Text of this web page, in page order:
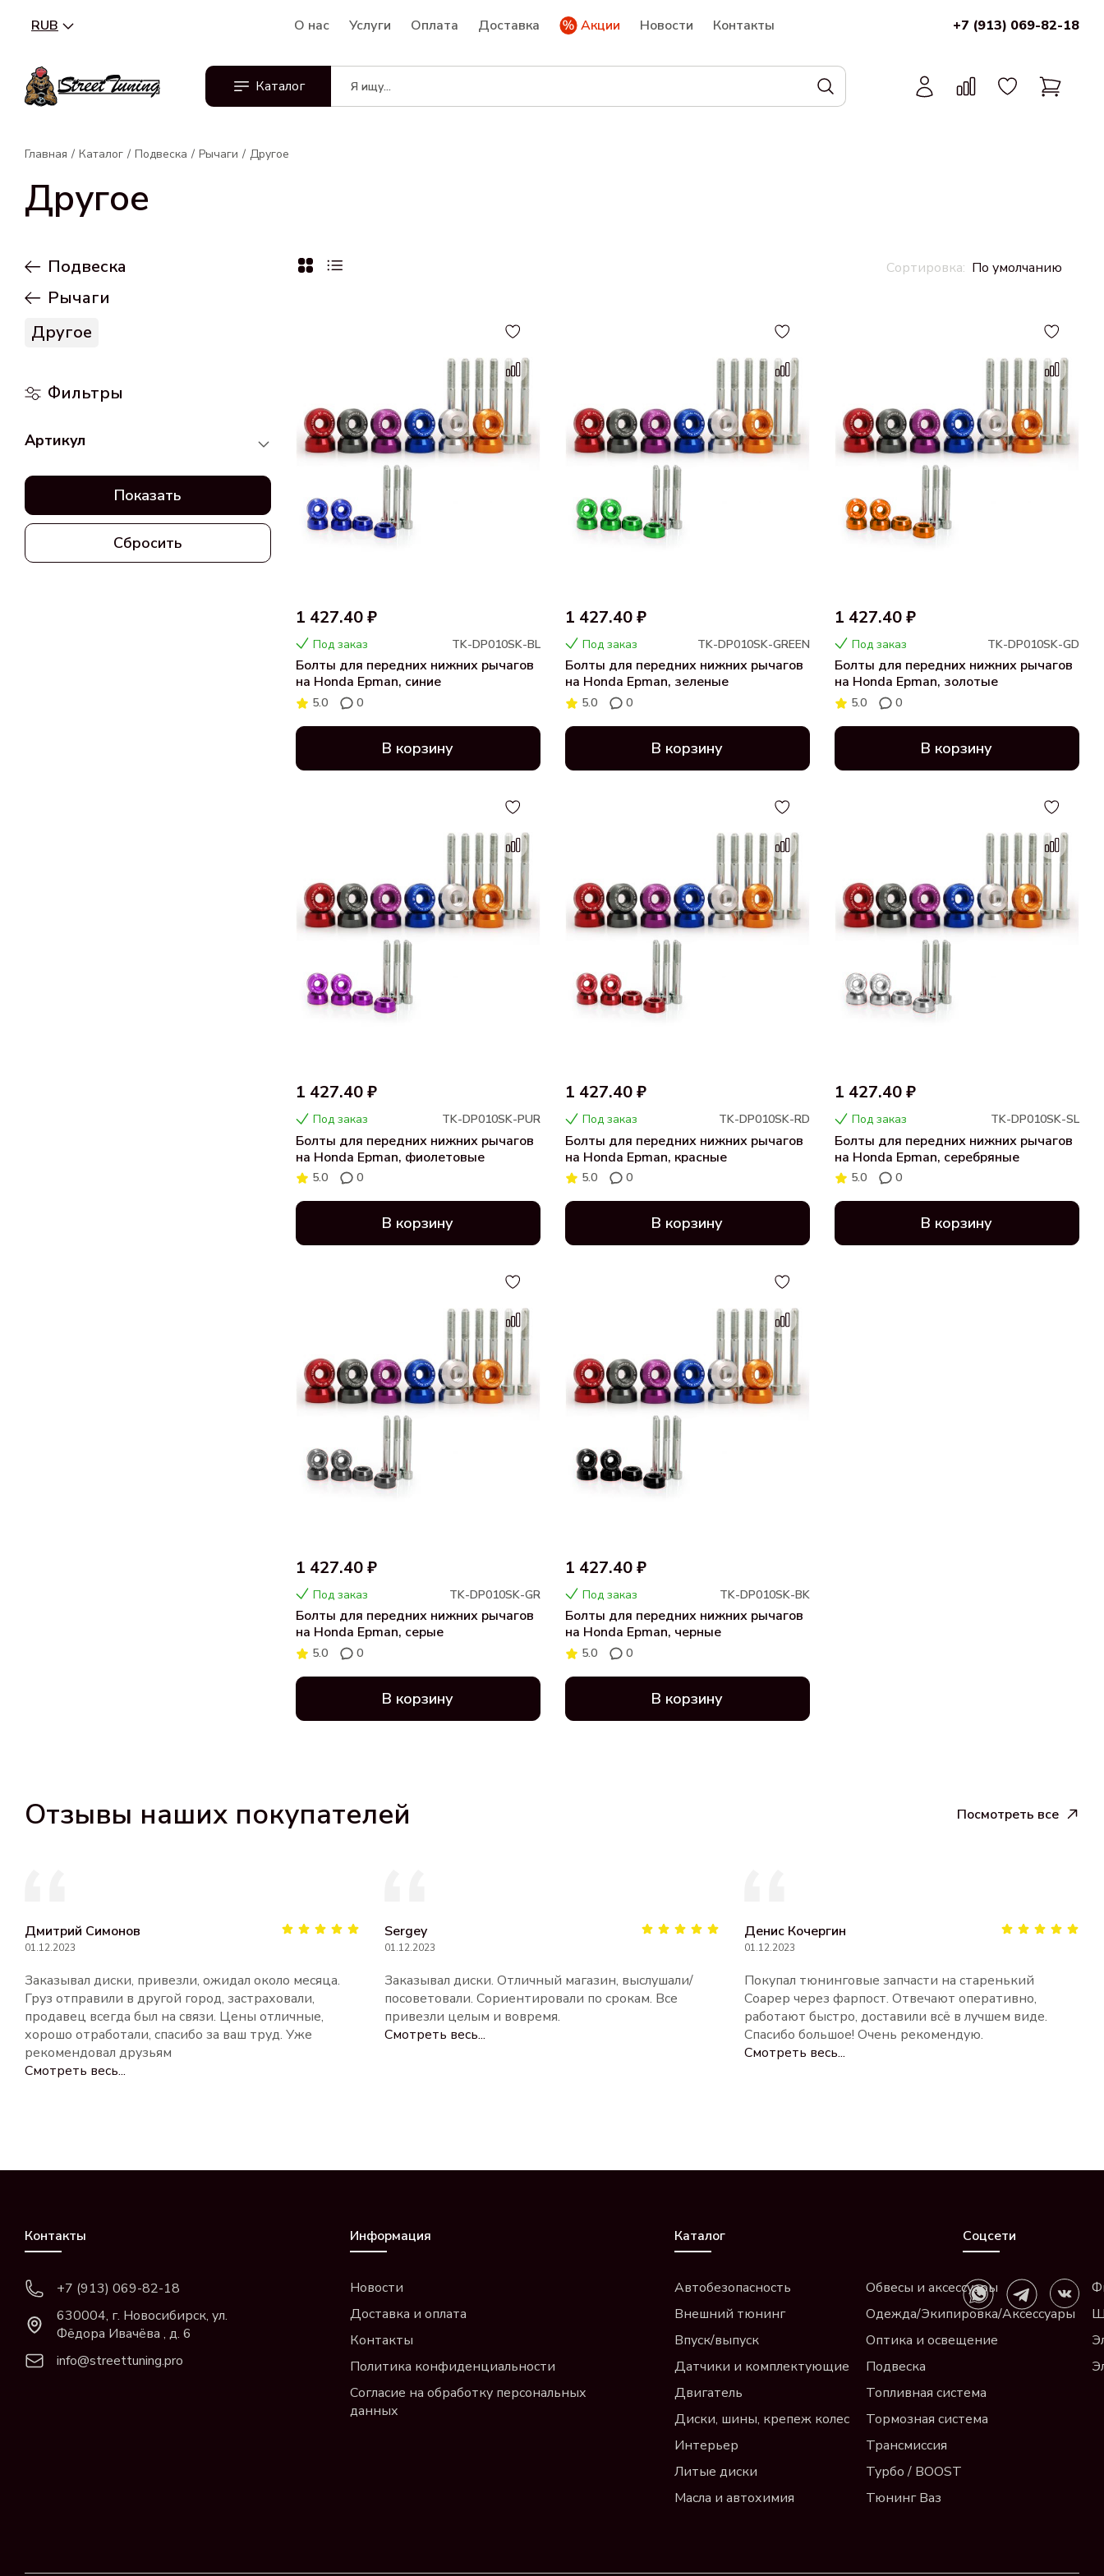
RUB О нас Услуги Оплата Доставка Акции Новости Контакты +7 (913) 069-82-18
Каталог
Главная Каталог Подвеска Рычаги Другое
Другое
Подвеска
Рычаги
Другое
Фильтры
Артикул
Показать
Сбросить
По умолчанию
1 427.40 ₽
Под заказ TK-DP010SK-BL
Болты для передних нижних рычагов
на Honda Epman, синие
5.0 0
В корзину
1 427.40 ₽
Под заказ TK-DP010SK-GREEN
Болты для передних нижних рычагов
на Honda Epman, зеленые
5.0 0
В корзину
1 427.40 ₽
Под заказ TK-DP010SK-GD
Болты для передних нижних рычагов
на Honda Epman, золотые
5.0 0
В корзину
1 427.40 ₽
Под заказ TK-DP010SK-PUR
Болты для передних нижних рычагов
на Honda Epman, фиолетовые
5.0 0
В корзину
1 427.40 ₽
Под заказ TK-DP010SK-RD
Болты для передних нижних рычагов
на Honda Epman, красные
5.0 0
В корзину
1 427.40 ₽
Под заказ TK-DP010SK-SL
Болты для передних нижних рычагов
на Honda Epman, серебряные
5.0 0
В корзину
1 427.40 ₽
Под заказ TK-DP010SK-GR
Болты для передних нижних рычагов
на Honda Epman, серые
5.0 0
В корзину
1 427.40 ₽
Под заказ TK-DP010SK-BK
Болты для передних нижних рычагов
на Honda Epman, черные
5.0 0
В корзину
Отзывы наших покупателей Посмотреть все
Дмитрий Симонов
01.12.2023
Заказывал диски, привезли, ожидал около месяца.
Груз отправили в другой город, застраховали,
продавец всегда был на связи. Цены отличные,
хорошо отработали, спасибо за ваш труд. Уже
рекомендовал друзьям
Смотреть весь...
Sergey
01.12.2023
Заказывал диски. Отличный магазин, выслушали/
посоветовали. Сориентировали по срокам. Все
привезли целым и вовремя.
Смотреть весь...
Денис Кочергин
01.12.2023
Покупал тюнинговые запчасти на старенький
Соарер через фарпост. Отвечают оперативно,
работают быстро, доставили всё в лучшем виде.
Спасибо большое! Очень рекомендую.
Смотреть весь...
Контакты
+7 (913) 069-82-18
630004, г. Новосибирск, ул.
Фёдора Ивачёва , д. 6
info@streettuning.pro
Информация
Новости
Доставка и оплата
Контакты
Политика конфиденциальности
Согласие на обработку персональных
данных
Каталог
Автобезопасность
Внешний тюнинг
Впуск/выпуск
Датчики и комплектующие
Двигатель
Диски, шины, крепеж колес
Интерьер
Литые диски
Масла и автохимия
Обвесы и аксессуары
Одежда/Экипировка/Аксессуары
Оптика и освещение
Подвеска
Топливная система
Тормозная система
Трансмиссия
Турбо / BOOST
Тюнинг Ваз
Соцсети